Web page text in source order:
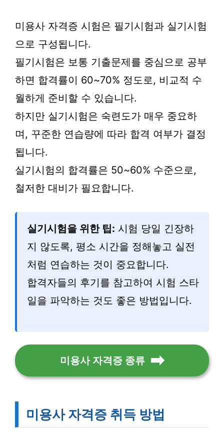
미용사 자격증 시험은 필기시험과 실기시험
으로 구성됩니다.
필기시험은 보통 기출문제를 중심으로 공부
하면 합격률이 60~70% 정도로, 비교적 수
월하게 준비할 수 있습니다.
하지만 실기시험은 숙련도가 매우 중요하
며, 꾸준한 연습량에 따라 합격 여부가 결정
됩니다.
실기시험의 합격률은 50~60% 수준으로,
철저한 대비가 필요합니다.
실기시험을 위한 팁: 시험 당일 긴장하
지 않도록, 평소 시간을 정해놓고 실전
처럼 연습하는 것이 중요합니다.
합격자들의 후기를 참고하여 시험 스타
일을 파악하는 것도 좋은 방법입니다.
미용사 자격증 종류
미용사 자격증 취득 방법